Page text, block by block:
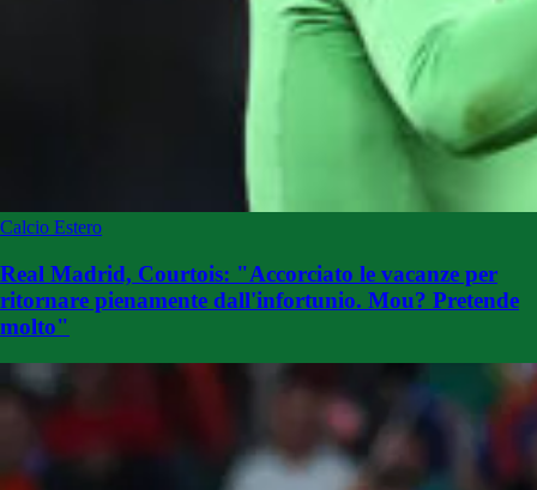
Calcio Estero
Real Madrid, Courtois: "Accorciato le vacanze per
ritornare pienamente dall'infortunio. Mou? Pretende
molto"